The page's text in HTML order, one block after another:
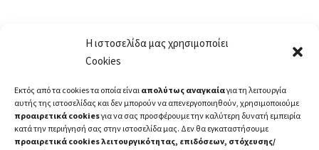
Η ιστοσελίδα μας χρησιμοποίει
Cookies
Εκτός από τα cookies τα οποία είναι απολύτως αναγκαίαγια τη λειτουργία
αυτής της ιστοσελίδας και δεν μπορούν να απενεργοποιηθούν, χρησιμοποιούμε
προαιρετικά cookiesγια να σας προσφέρουμε την καλύτερη δυνατή εμπειρία
κατά την περιήγησή σας στην ιστοσελίδα μας. Δεν θα εγκαταστήσουμε
προαιρετικά cookies λειτουργικότητας, επιδόσεων, στόχευσης/